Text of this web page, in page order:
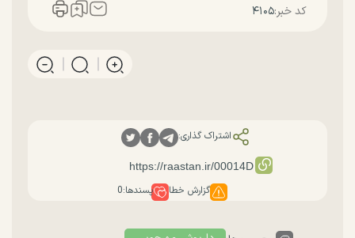
کد خبر:۴۱۰۵
اشتراک گذاری:
گزارش خطا پسندها:0